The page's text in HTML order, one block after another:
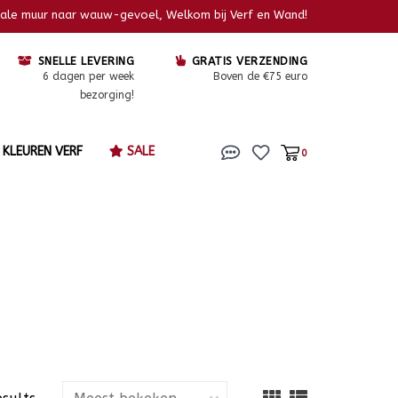
muur naar wauw-gevoel, Welkom bij Verf en Wand!
SNELLE LEVERING
6 dagen per week
bezorging!
GRATIS VERZENDING
Boven de €75 euro
KLEUREN VERF SALE 0